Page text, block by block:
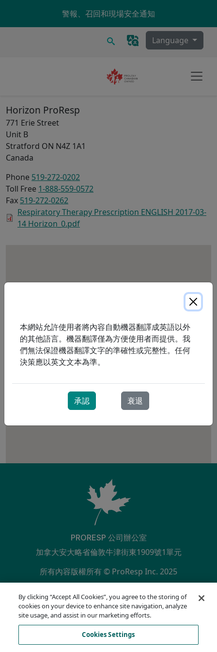
警報、召回和現場安全通知
搜尋 Language
Horizon ProResp
771 Erie Street
Unit B
Stratford ON N4Z 1A1
Canada
Phone 519-272-0202
Toll Free 1-888-559-0572
Fax 519-272-0262
Respiratory Therapy Prescription ENGLISH 2017-03-
14 Horizon_0.pdf
PRORESP 公司辦公室
加拿大安大略省倫敦牛津街東1909號1單元
所有內容版權所有 © ProResp Inc. 2025
SECONDARY MENU
隱私權政策
合規熱線
使用條款
AODA
本網站允許使用者將內容自動機器翻譯成英語以外
的其他語言。機器翻譯僅為方便使用者而提供。我
們無法保證機器翻譯文字的準確性或完整性。任何
決策應以英文文本為準。
承認 衰退
By clicking “Accept All Cookies”, you agree to the storing of
cookies on your device to enhance site navigation, analyze
site usage, and assist in our marketing efforts.
Cookies Settings